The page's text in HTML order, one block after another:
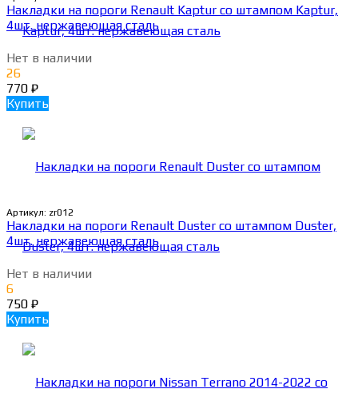
Накладки на пороги Renault Kaptur со штампом Kaptur,
4шт. нержавеющая сталь
Нет в наличии
26
770 ₽
Купить
Артикул: zr012
Накладки на пороги Renault Duster со штампом Duster,
4шт. нержавеющая сталь
Нет в наличии
6
750 ₽
Купить